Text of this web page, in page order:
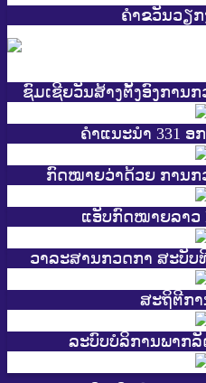
ຄຳຂວັນວຽ
ຊົມເຊີຍວັນສ້າງຕັ້ງອົງການ
ຄຳແນະນຳ 331 ອ
ກົດໝາຍວ່າດ້ວຍ ການກ
ແອັບກົດໝາຍລາວ
ວາລະສານກວດກາ ສະບັບທີ
ສະ​ຖິ​ຕີກາ
ລະບົບບໍລິການພາກລັ